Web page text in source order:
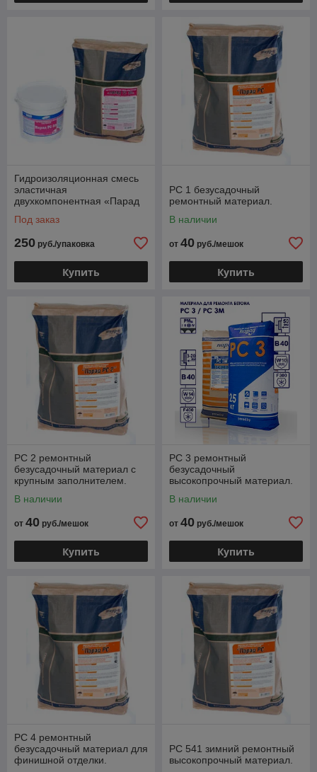
Гидроизоляционная смесь
эластичная
двухкомпонентная «Парад
Под заказ
250 руб./упаковка
Купить
РС 1 безусадочный
ремонтный материал.
В наличии
от 40 руб./мешок
Купить
РС 2 ремонтный
безусадочный материал с
крупным заполнителем.
В наличии
от 40 руб./мешок
Купить
РС 3 ремонтный
безусадочный
высокопрочный материал.
В наличии
от 40 руб./мешок
Купить
РС 4 ремонтный
безусадочный материал для
финишной отделки.
РС 541 зимний ремонтный
высокопрочный материал.